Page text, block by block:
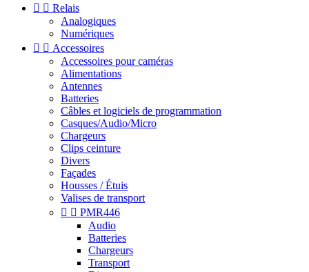
  Relais
Analogiques
Numériques
  Accessoires
Accessoires pour caméras
Alimentations
Antennes
Batteries
Câbles et logiciels de programmation
Casques/Audio/Micro
Chargeurs
Clips ceinture
Divers
Façades
Housses / Étuis
Valises de transport
  PMR446
Audio
Batteries
Chargeurs
Transport